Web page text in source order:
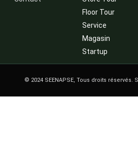
Floor Tour
Service
Magasin
Startup
© 2024 SEENAPSE, Tous droits réservés.